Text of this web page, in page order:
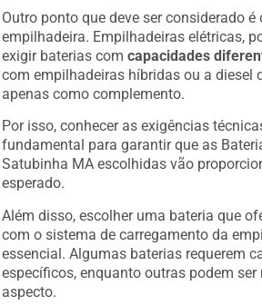
Outro ponto que deve ser considerado é
empilhadeira. Empilhadeiras elétricas,
exigir baterias com
capacidades
com empilhadeiras híbridas ou a diesel
apenas como complemento.
Por isso, conhecer as exigências
fundamental para garantir que as
Satubinha MA escolhidas vão
esperado.
Além disso, escolher uma bateria que
com o sistema de carregamento da
essencial. Algumas baterias requerem
específicos, enquanto outras podem ser
aspecto.